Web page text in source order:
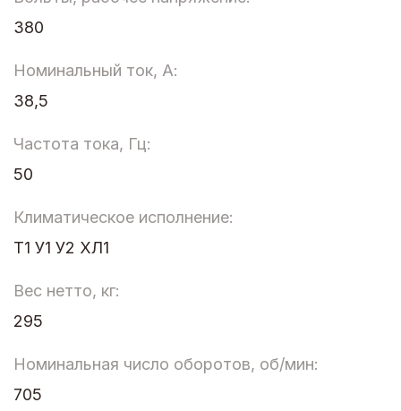
380
Номинальный ток, А:
38,5
Частота тока, Гц:
50
Климатическое исполнение:
Т1 У1 У2 ХЛ1
Вес нетто, кг:
295
Номинальная число оборотов, об/мин:
705